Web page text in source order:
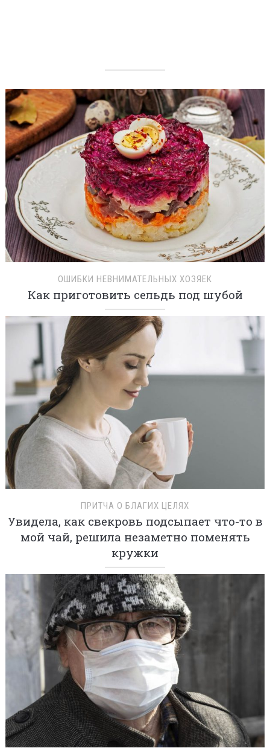
ОШИБКИ НЕВНИМАТЕЛЬНЫХ ХОЗЯЕК
Как приготовить сельдь под шубой
ПРИТЧА О БЛАГИХ ЦЕЛЯХ
Увидела, как свекровь подсыпает что-то в
мой чай, решила незаметно поменять
кружки